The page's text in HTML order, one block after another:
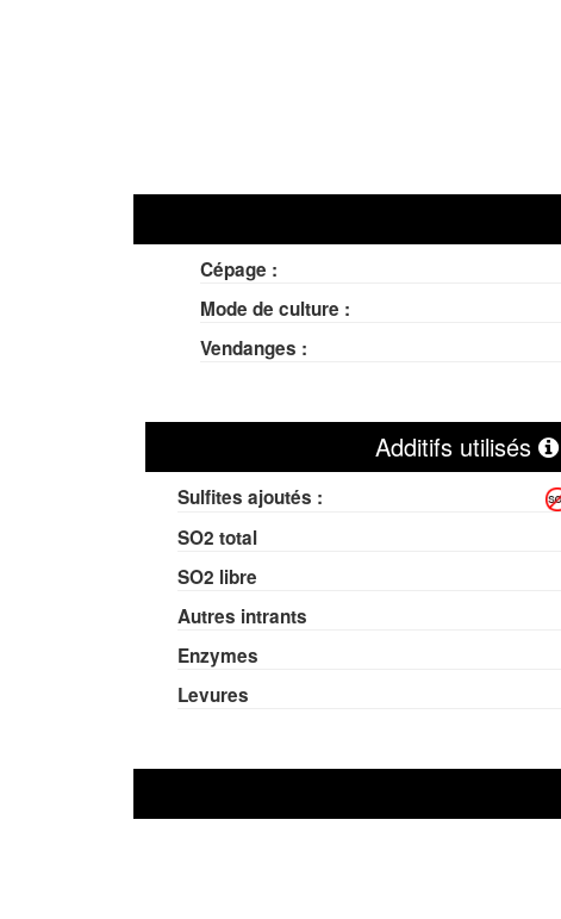
Cépage :
Mode de culture :
Vendanges :
Additifs utilisés
Sulfites ajoutés :
SO2 total
SO2 libre
Autres intrants
Enzymes
Levures